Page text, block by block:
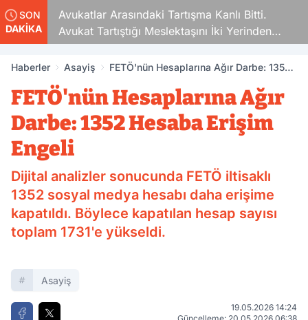
SON
DAKİKA
Avukatlar Arasındaki Tartışma Kanlı Bitti.
Avukat Tartıştığı Meslektaşını İki Yerinden
Vurdu
Haberler Asayiş
FETÖ'nün Hesaplarına Ağır Darbe: 1352
FETÖ'nün Hesaplarına Ağır
Darbe: 1352 Hesaba Erişim
Engeli
Dijital analizler sonucunda FETÖ iltisaklı
1352 sosyal medya hesabı daha erişime
kapatıldı. Böylece kapatılan hesap sayısı
toplam 1731'e yükseldi.
Asayiş
19.05.2026 14:24